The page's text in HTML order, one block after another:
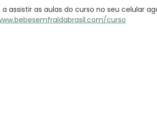
assistir as aulas do curso no seu celular
curso